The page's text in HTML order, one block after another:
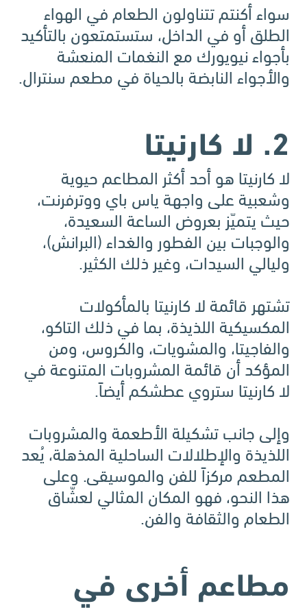
سواء أكنتم تتناولون الطعام في الهواء
الطلق أو في الداخل، ستستمتعون بالتأكيد
بأجواء نيويورك مع النغمات المنعشة
والأجواء النابضة بالحياة في مطعم سنترال.
2. لا كارنيتا
لا كارنيتا هو أحد أكثر المطاعم حيوية
وشعبية على واجهة ياس باي ووترفرنت،
حيث يتميّز بعروض الساعة السعيدة،
والوجبات بين الفطور والغداء (البرانش)،
وليالي السيدات، وغير ذلك الكثير.
تشتهر قائمة لا كارنيتا بالمأكولات
المكسيكية اللذيذة، بما في ذلك التاكو،
والفاجيتا، والمشويات، والكروس، ومن
المؤكد أن قائمة المشروبات المتنوعة في
لا كارنيتا ستروي عطشكم أيضاً.
وإلى جانب تشكيلة الأطعمة والمشروبات
اللذيذة والإطلالات الساحلية المذهلة، يُعد
المطعم مركزاً للفن والموسيقى. وعلى
هذا النحو، فهو المكان المثالي لعشّاق
الطعام والثقافة والفن.
مطاعم أخرى في